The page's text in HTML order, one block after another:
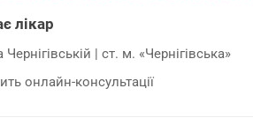
лікар
Чернігівській | ст. м. «Чернігівська»
онлайн-консультації